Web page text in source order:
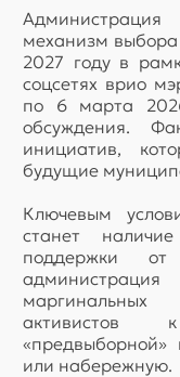
механизм выбора
2027 году в
соцсетях врио
по 6 марта
обсуждения.
инициатив,
будущие
Ключевым
станет
поддержки
активистов
или набережную.